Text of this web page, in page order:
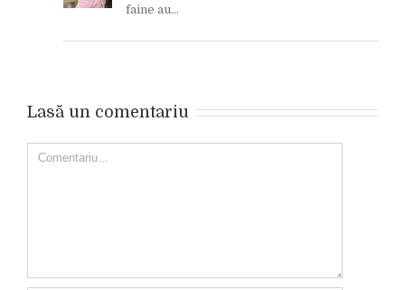
faine au…
Lasă un comentariu
Comment